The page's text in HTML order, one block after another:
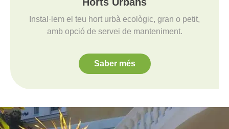
Instal·lem el teu hort urbà ecològic, gran o petit,
amb opció de servei de manteniment.
Saber més